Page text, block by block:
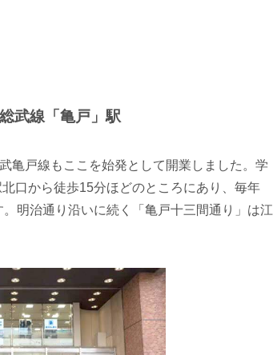
武線「亀戸」駅
亀戸線もここを始発として開業しました。学
口から徒歩15分ほどのところにあり、毎年
明治通り沿いに続く「亀戸十三間通り」は江